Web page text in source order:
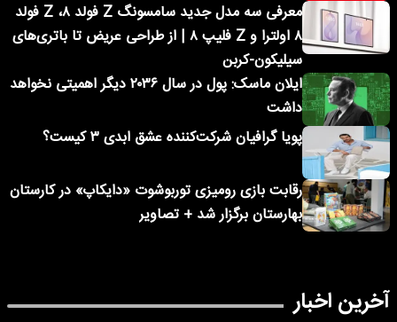
معرفی سه مدل جدید سامسونگ Z فولد ۸، Z فولد
۸ اولترا و Z فلیپ ۸ | از طراحی عریض تا باتری‌های
سیلیکون-کربن
ایلان ماسک: پول در سال ۲۰۳۶ دیگر اهمیتی نخواهد
داشت
پویا گرافیان شرکت‌کننده عشق ابدی ۳ کیست؟
رقابت بازی رومیزی توربوشوت «دایکاپ» در کارستان
بهارستان برگزار شد + تصاویر
آخرین اخبار